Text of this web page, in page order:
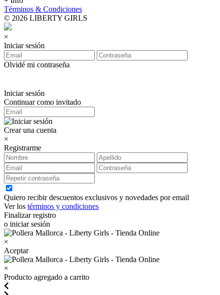
Términos & Condiciones
© 2026 LIBERTY GIRLS
×
Iniciar sesión
Olvidé mi contraseña
Iniciar sesión
Continuar como invitado
Crear una cuenta
×
Registrarme
Quiero recibir descuentos exclusivos y novedades por email
Ver los términos y condiciones
Finalizar registro
o iniciar sesión
×
Aceptar
×
Producto agregado a carrito